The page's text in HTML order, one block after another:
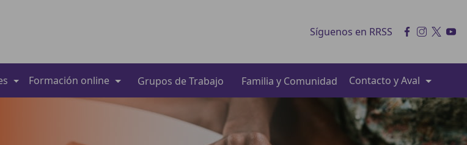
Síguenos en RRSS
Formación online Grupos de Trabajo Familia y Comunidad Contacto y Aval